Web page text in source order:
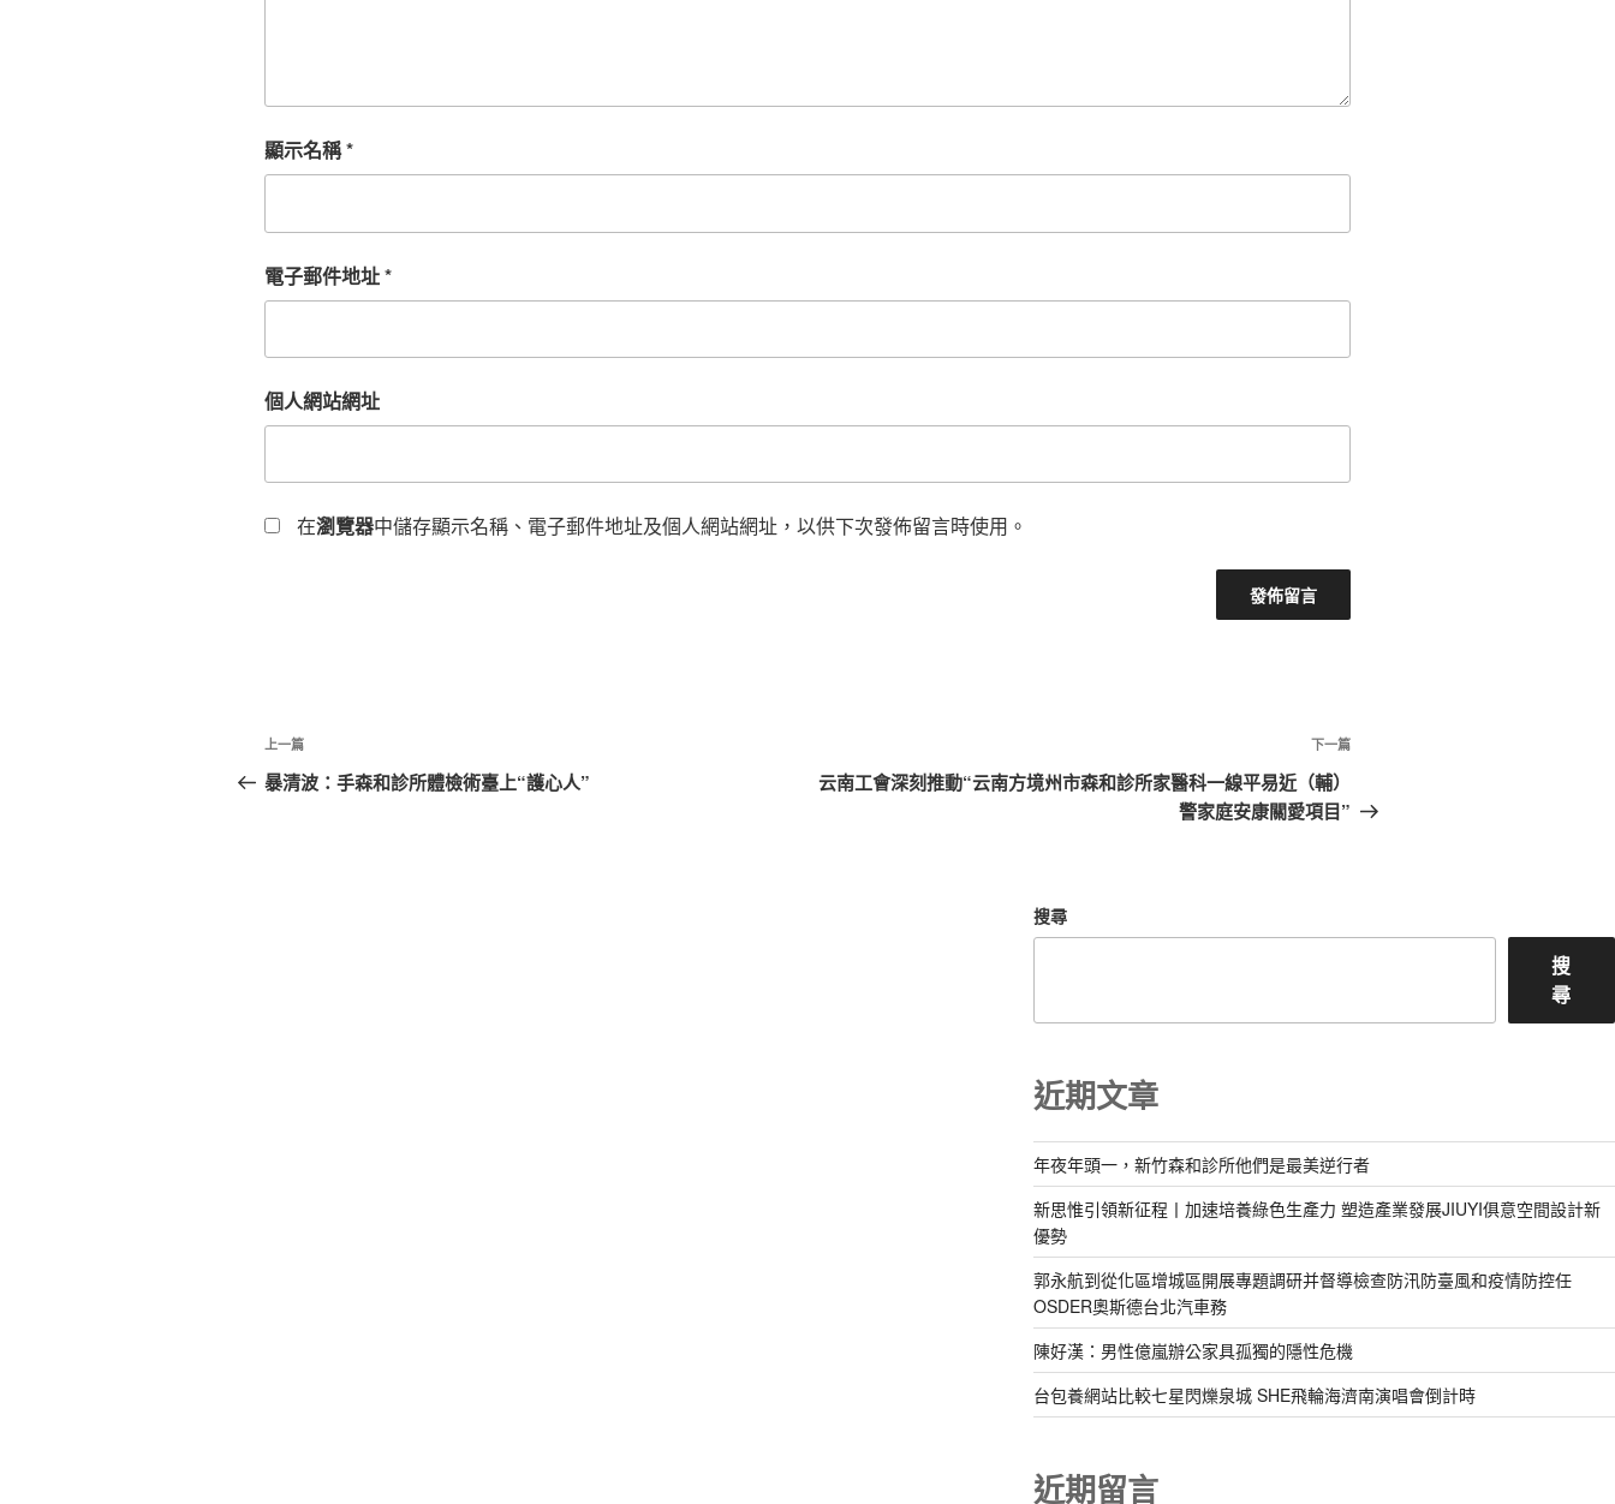
顯示名稱*
電子郵件地址*
個人網站網址
在瀏覽器中儲存顯示名稱、電子郵件地址及個人網站網址，以供下次發佈留言時使用。
文
章
上
一
上一篇
暴清波：手森和診所體檢術臺上“護心人”
下
篇
下一篇
云南工會深刻推動“云南方境州市森和診所家醫科一線平易近（輔）
警家庭安康關愛項目”
搜尋
搜
尋
近期文章
年夜年頭一，新竹森和診所他們是最美逆行者
新思惟引領新征程丨加速培養綠色生產力 塑造產業發展JIUYI俱意空間設計新
優勢
郭永航到從化區增城區開展專題調研并督導檢查防汛防臺風和疫情防控任
OSDER奧斯德台北汽車務
陳好漢：男性億嵐辦公家具孤獨的隱性危機
台包養網站比較七星閃爍泉城 SHE飛輪海濟南演唱會倒計時
近期留言